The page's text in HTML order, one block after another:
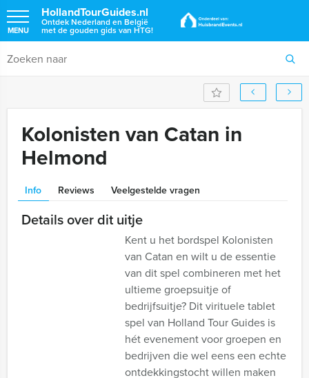
HollandTourGuides.nl
Ontdek Nederland en België
met de gouden gids van HTG!
MENU
Kolonisten van Catan in
Helmond
Info Reviews Veelgestelde vragen
Details over dit uitje
Kent u het bordspel Kolonisten
van Catan en wilt u de essentie
van dit spel combineren met het
ultieme groepsuitje of
bedrijfsuitje? Dit virituele tablet
spel van Holland Tour Guides is
hét evenement voor groepen en
bedrijven die wel eens een echte
ontdekkingstocht willen maken